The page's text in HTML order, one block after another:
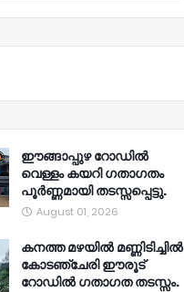
ഈങ്ങാപ്പുഴ റോഡിൽ
വെള്ളം കയറി ഗതാഗതം
പൂർണ്ണമായി തടസ്സപ്പെട്ടു.
August 01, 2026
കനത്ത മഴയിൽ മണ്ണിടിച്ചിൽ
കോടഞ്ചേരി ഈരൂട്
റോഡിൽ ഗതാഗത തടസ്സം.